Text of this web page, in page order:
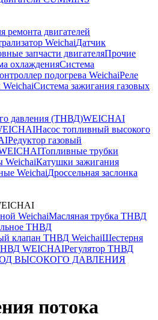
ремонта двигателей
WeichaiДатчик
запчасти двигателяПрочие
охлажденияСистема
подогрева WeichaiРеле
Система зажигания газовых
давления (ТНВД)WEICHAI
Насос топливный высокого
Редуктор газовый
Топливные трубки
WeichaiКатушки зажигания
WeichaiДроссельная заслонка
WeichaiМасляная трубка ТНВД
ТНВД
клапан ТНВД WeichaiШестерня
WEICHAIРегулятор ТНВД
ВЫСОКОГО ДАВЛЕНИЯ
потока